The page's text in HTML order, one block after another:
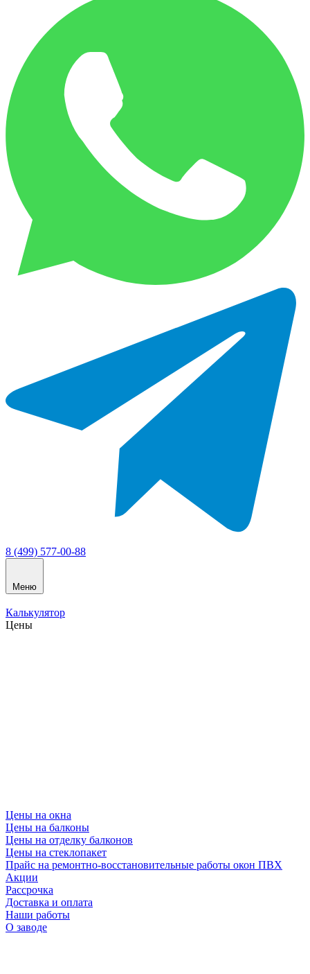
8 (499) 577-00-88
Меню
Калькулятор
Цены
Цены на окна
Цены на балконы
Цены на отделку балконов
Цены на стеклопакет
Прайс на ремонтно-восстановительные работы окон ПВХ
Акции
Рассрочка
Доставка и оплата
Наши работы
О заводе